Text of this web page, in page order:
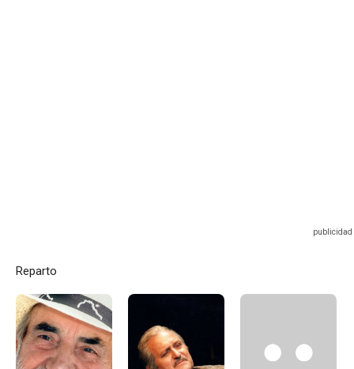
Reparto